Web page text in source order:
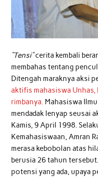
“Tensi”cerita kembali
membahas tentang
Ditengah maraknya aksi
aktifis mahasiswa Unhas,
rimbanya. Mahasiswa
mendadak lenyap seusai
Kamis, 9 April 1998.
Kemahasiswaan, Amran
merasa kebobolan atas
berusia 26 tahun
potensi yang ada, upaya